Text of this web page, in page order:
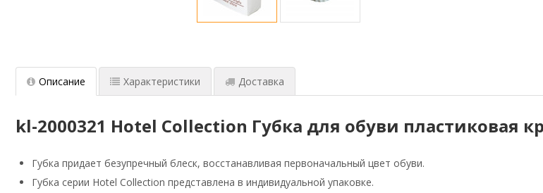
Описание Характеристики Доставка
kl-2000321 Hotel Collection Губка для обуви пластиковая
Губка придает безупречный блеск, восстанавливая первоначальный цвет обуви.
Губка серии Hotel Collection представлена в индивидуальной упаковке.